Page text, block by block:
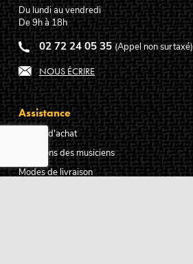
Du lundi au vendredi
De 9h à 18h
02 72 24 05 35 (Appel non surtaxé)
NOUS ÉCRIRE
Assistance
Guides d'achat
Questions des musiciens
Modes de livraison